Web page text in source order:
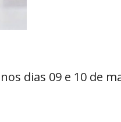
dias 09 e 10 de